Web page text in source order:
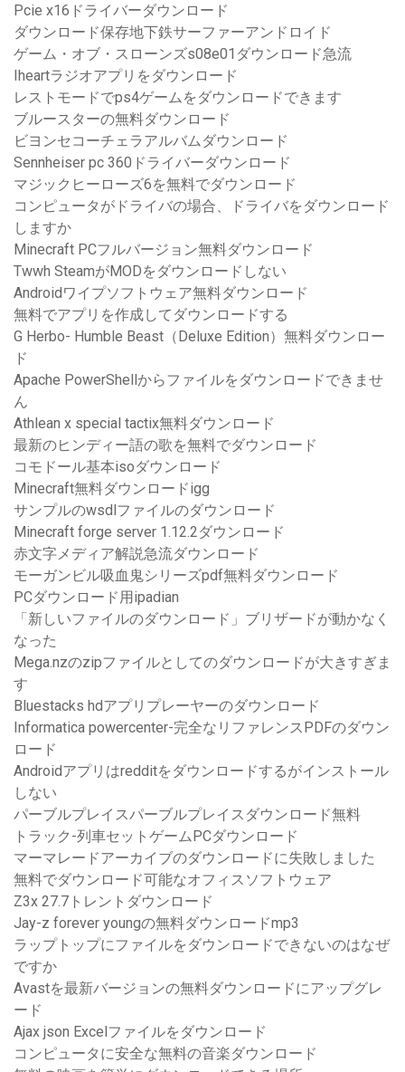
Pcie x16ドライバーダウンロード
ダウンロード保存地下鉄サーファーアンドロイド
ゲーム・オブ・スローンズs08e01ダウンロード急流
Iheartラジオアプリをダウンロード
レストモードでps4ゲームをダウンロードできます
ブルースターの無料ダウンロード
ビヨンセコーチェラアルバムダウンロード
Sennheiser pc 360ドライバーダウンロード
マジックヒーローズ6を無料でダウンロード
コンピュータがドライバの場合、ドライバをダウンロード
しますか
Minecraft PCフルバージョン無料ダウンロード
Twwh SteamがMODをダウンロードしない
Androidワイプソフトウェア無料ダウンロード
無料でアプリを作成してダウンロードする
G Herbo- Humble Beast（Deluxe Edition）無料ダウンロー
ド
Apache PowerShellからファイルをダウンロードできませ
ん
Athlean x special tactix無料ダウンロード
最新のヒンディー語の歌を無料でダウンロード
コモドール基本isoダウンロード
Minecraft無料ダウンロードigg
サンプルのwsdlファイルのダウンロード
Minecraft forge server 1.12.2ダウンロード
赤文字メディア解説急流ダウンロード
モーガンビル吸血鬼シリーズpdf無料ダウンロード
PCダウンロード用ipadian
「新しいファイルのダウンロード」ブリザードが動かなく
なった
Mega.nzのzipファイルとしてのダウンロードが大きすぎま
す
Bluestacks hdアプリプレーヤーのダウンロード
Informatica powercenter-完全なリファレンスPDFのダウン
ロード
Androidアプリはredditをダウンロードするがインストール
しない
パーブルプレイスパーブルプレイスダウンロード無料
トラック-列車セットゲームPCダウンロード
マーマレードアーカイブのダウンロードに失敗しました
無料でダウンロード可能なオフィスソフトウェア
Z3x 27.7トレントダウンロード
Jay-z forever youngの無料ダウンロードmp3
ラップトップにファイルをダウンロードできないのはなぜ
ですか
Avastを最新バージョンの無料ダウンロードにアップグレ
ード
Ajax json Excelファイルをダウンロード
コンピュータに安全な無料の音楽ダウンロード